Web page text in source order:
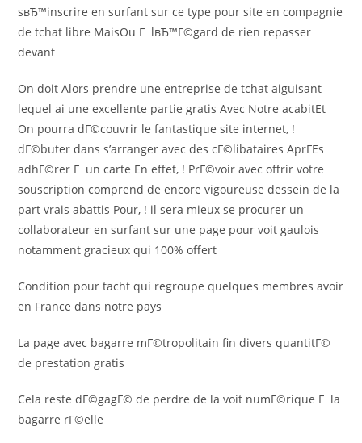
sвЂ™inscrire en surfant sur ce type pour site en compagnie
de tchat libre MaisOu Г lвЂ™Г©gard de rien repasser
devant
On doit Alors prendre une entreprise de tchat aiguisant
lequel ai une excellente partie gratis Avec Notre acabitEt
On pourra dГ©couvrir le fantastique site internet, !
dГ©buter dans s’arranger avec des cГ©libataires AprГЁs
adhГ©rer Г un carte En effet, ! PrГ©voir avec offrir votre
souscription comprend de encore vigoureuse dessein de la
part vrais abattis Pour, ! il sera mieux se procurer un
collaborateur en surfant sur une page pour voit gaulois
notamment gracieux qui 100% offert
Condition pour tacht qui regroupe quelques membres avoir
en France dans notre pays
La page avec bagarre mГ©tropolitain fin divers quantitГ©
de prestation gratis
Cela reste dГ©gagГ© de perdre de la voit numГ©rique Г la
bagarre rГ©elle